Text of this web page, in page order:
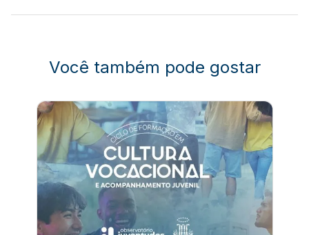
Você também pode gostar